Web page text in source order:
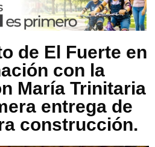
de El Fuerte en
con la
María Trinitaria
entrega de
construcción.